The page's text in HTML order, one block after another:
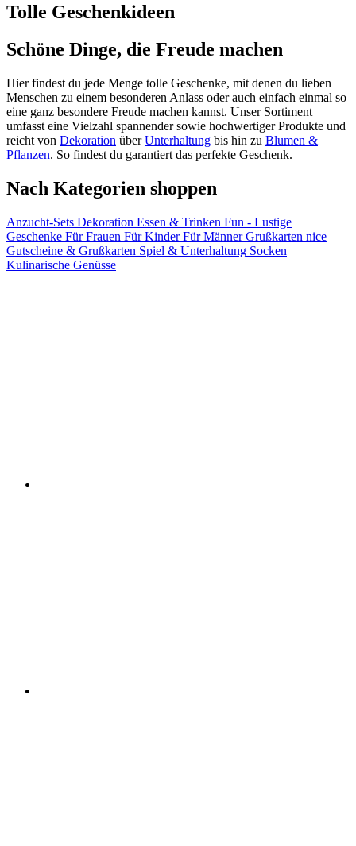
Tolle Geschenkideen
Schöne Dinge, die Freude machen
Hier findest du jede Menge tolle Geschenke, mit denen du lieben
Menschen zu einem besonderen Anlass oder auch einfach einmal so
eine ganz besondere Freude machen kannst. Unser Sortiment
umfasst eine Vielzahl spannender sowie hochwertiger Produkte und
reicht von Dekoration überUnterhaltung bis hin zu Blumen &
Pflanzen. So findest du garantiert das perfekte Geschenk.
Nach Kategorien shoppen
Anzucht-Sets Dekoration Essen & Trinken Fun - Lustige
Geschenke Für Frauen Für Kinder Für Männer Grußkarten nice
Gutscheine & Grußkarten Spiel & Unterhaltung Socken
Kulinarische Genüsse